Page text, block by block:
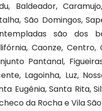
Baldeador,
São Domingos,
são dos
Caonze, Centro,
Pantanal,
Lagoinha, Luz,
Eugênia, Santa Rita,
da Rocha e Vila São